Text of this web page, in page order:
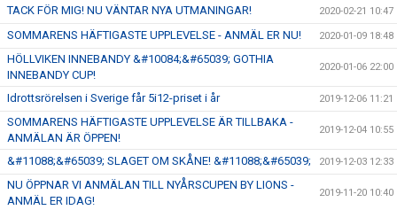
TACK FÖR MIG! NU VÄNTAR NYA UTMANINGAR! 2020-02-21 10:47
SOMMARENS HÄFTIGASTE UPPLEVELSE - ANMÄL ER NU! 2020-01-09 18:48
HÖLLVIKEN INNEBANDY &#10084;&#65039; GOTHIA
INNEBANDY CUP!
2020-01-06 22:00
Idrottsrörelsen i Sverige får 5i12-priset i år 2019-12-06 11:21
SOMMARENS HÄFTIGASTE UPPLEVELSE ÄR TILLBAKA -
ANMÄLAN ÄR ÖPPEN!
2019-12-04 10:55
&#11088;&#65039; SLAGET OM SKÅNE! &#11088;&#65039; 2019-12-03 12:33
NU ÖPPNAR VI ANMÄLAN TILL NYÅRSCUPEN BY LIONS -
ANMÄL ER IDAG!
2019-11-20 10:40